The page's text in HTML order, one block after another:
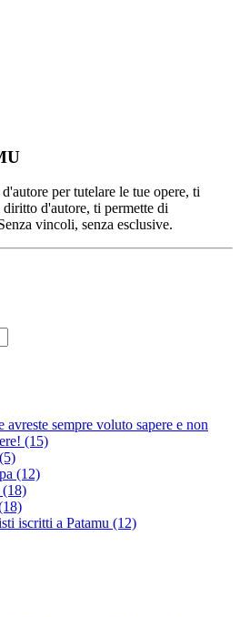
per tutelare le tue opere, ti
d'autore, ti permette di
vincoli, senza esclusive.
sempre voluto sapere e non
(15)
(12)
(18)
iscritti a Patamu (12)